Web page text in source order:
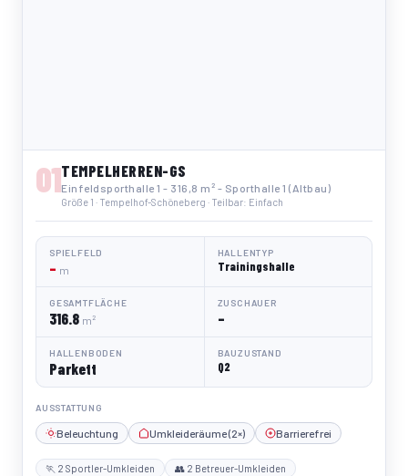
01TEMPELHERREN-GS
Einfeldsporthalle 1 - 316,8 m² - Sporthalle 1 (Altbau)
Größe 1 · Tempelhof-Schöneberg · Teilbar: Einfach
SPIELFELD
– m
HALLENTYP
Trainingshalle
GESAMTFLÄCHE
316.8 m²
ZUSCHAUER
–
HALLENBODEN
Parkett
BAUZUSTAND
Q2
AUSSTATTUNG
Beleuchtung Umkleideräume (2×) Barrierefrei
🏃 2 Sportler-Umkleiden
👥 2 Betreuer-Umkleiden